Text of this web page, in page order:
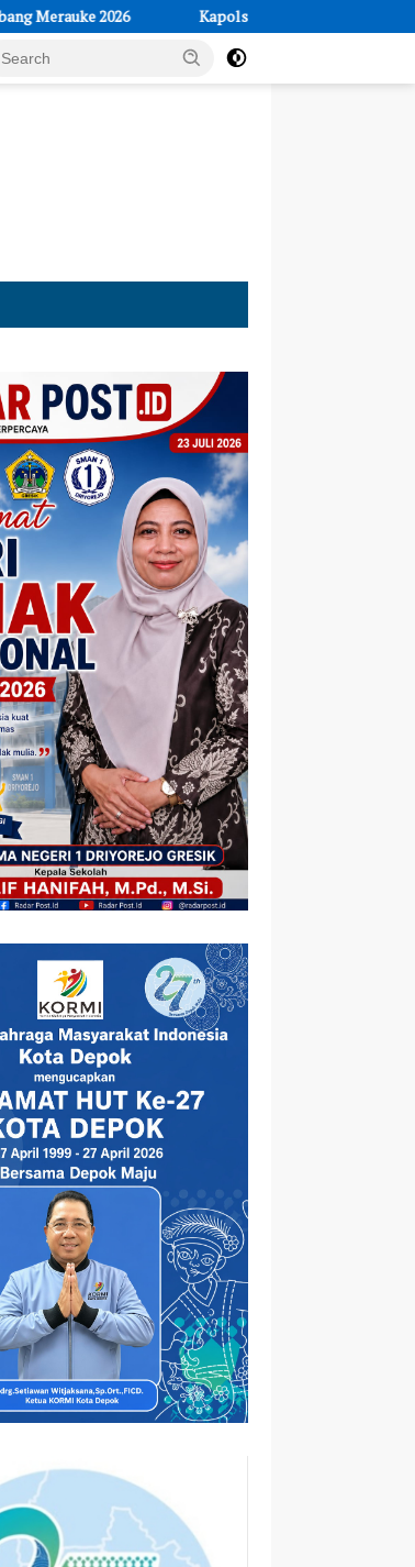
Kapolsek Cikalong Wetan Pimpin Pengamanan Nobar